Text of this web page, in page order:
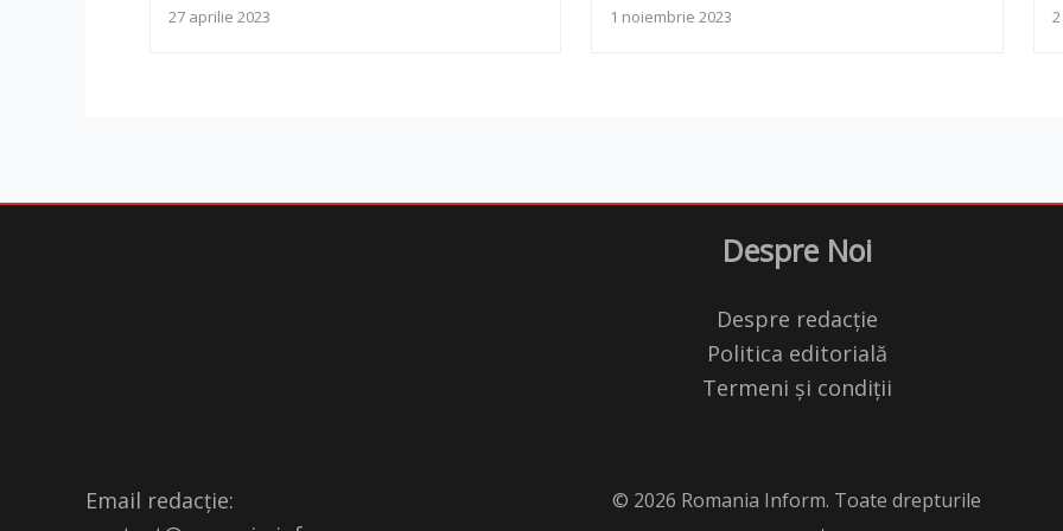
27 aprilie 2023 1 noiembrie 2023
Despre Noi
Despre redacție
Politica editorială
Termeni și condiții
Email redacție:
© 2026 Romania Inform. Toate drepturile